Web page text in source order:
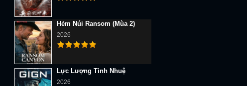
Hẻm Núi Ransom (Mùa 2)
2026
Lực Lượng Tinh Nhuệ
2026